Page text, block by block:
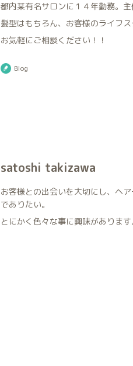
都内某有名サロンに１４年勤務。
髪型はもちろん、お客様のライフ
お気軽にご相談ください！！
Blog
satoshi takizawa
お客様との出会いを大切にし、ヘ
でありたい。
とにかく色々な事に興味がありま